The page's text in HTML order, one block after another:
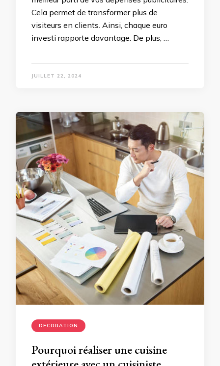
Cela permet de transformer plus de
visiteurs en clients. Ainsi, chaque euro
investi rapporte davantage. De plus, …
JUILLET 22, 2024
DECORATION
Pourquoi réaliser une cuisine